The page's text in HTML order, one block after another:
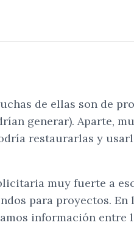
de ellas son de
generar). Aparte,
restaurarlas y
muy fuerte a
para proyectos. En
información